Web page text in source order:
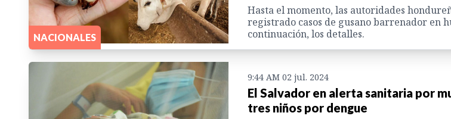
NACIONALES
Hasta el momento, las autoridades
registrado casos de gusano barrenador en
continuación, los detalles.
9:44 AM 02 jul. 2024
El Salvador en alerta sanitaria por
tres niños por dengue